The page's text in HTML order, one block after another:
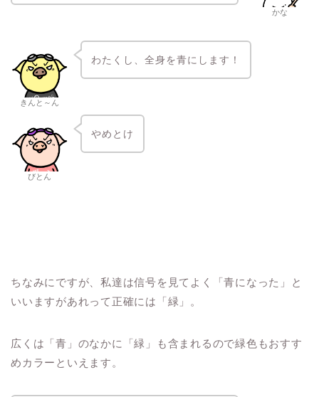
かな
きんと～ん
わたくし、全身を青にします！
びとん
やめとけ
ちなみにですが、私達は信号を見てよく「青になった」と
いいますがあれって正確には「緑」。
広くは「青」のなかに「緑」も含まれるので緑色もおすす
めカラーといえます。